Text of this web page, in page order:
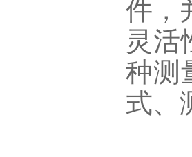
件，
灵活
种测
式、